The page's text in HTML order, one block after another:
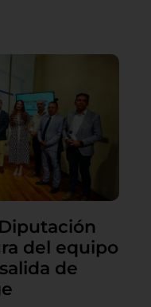
del equipo
de